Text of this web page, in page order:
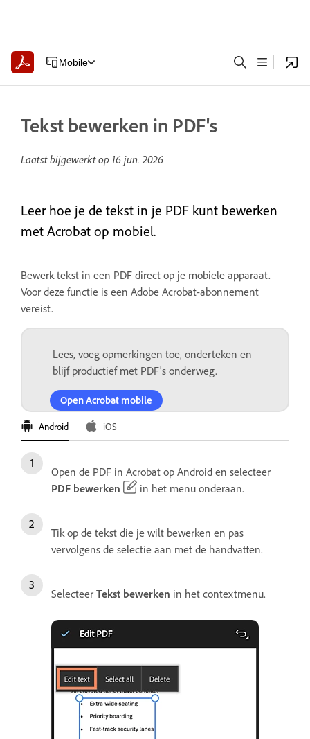
Mobile
Tekst bewerken in PDF's
Laatst bijgewerkt op 16 jun. 2026
Leer hoe je de tekst in je PDF kunt bewerken
met Acrobat op mobiel.
Bewerk tekst in een PDF direct op je mobiele apparaat.
Voor deze functie is een Adobe Acrobat-abonnement
vereist.
Lees, voeg opmerkingen toe, onderteken en
blijf productief met PDF's onderweg.
Open Acrobat mobile
Android iOS
Open de PDF in Acrobat op Android en selecteer
PDF bewerken
in het menu onderaan.
Tik op de tekst die je wilt bewerken en pas
vervolgens de selectie aan met de handvatten.
Selecteer Tekst bewerken in het contextmenu.